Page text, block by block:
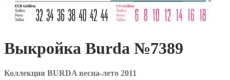
Выкройка Burda №7389
Коллекция BURDA весна-лето 2011